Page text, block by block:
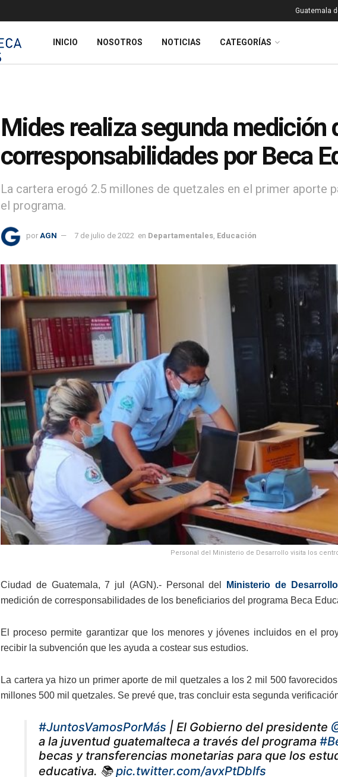
Guatemala
INICIO NOSOTROS NOTICIAS CATEGORÍAS
Mides realiza segunda medición
corresponsabilidades por Beca
La cartera erogó 2.5 millones de quetzales en el primer aporte
el programa.
por AGN 7 de julio de 2022 en Departamentales Educación
Personal del Ministerio de Desarrollo visita los
Ciudad de Guatemala, 7 jul (AGN).- Personal del Ministerio de
medición de corresponsabilidades de los beneficiarios del programa Beca
El proceso permite garantizar que los menores y jóvenes incluidos en el
recibir la subvención que les ayuda a costear sus estudios.
La cartera ya hizo un primer aporte de mil quetzales a los 2 mil 500
millones 500 mil quetzales. Se prevé que, tras concluir esta segunda
#JuntosVamosPorMás | El Gobierno del presidente
a la juventud guatemalteca a través del programa
becas y transferencias monetarias para que los
educativa. 📚pic.twitter.com/avxPtDbIfs